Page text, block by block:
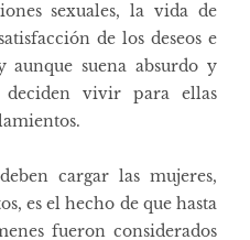
sexuales, la vida de
de los deseos e
aunque suena absurdo y
deciden vivir para ellas
cargar las mujeres,
es el hecho de que hasta
fueron considerados